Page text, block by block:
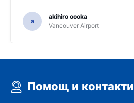
a
akihiro oooka
Vancouver Airport
Помощ и контакти